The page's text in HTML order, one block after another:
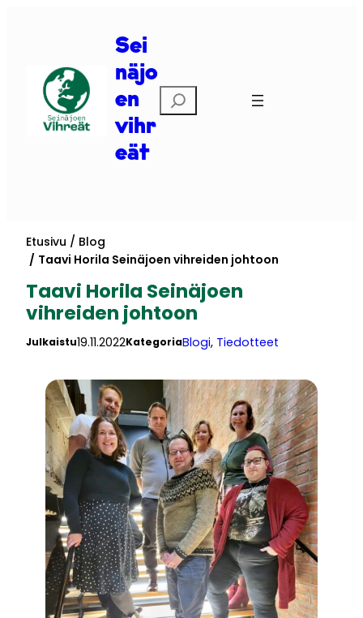
Sei
näjo
en
vihr
eät
Etsi
Etusivu
Blog
Taavi Horila Seinäjoen vihreiden johtoon
Taavi Horila Seinäjoen
vihreiden johtoon
Julkaistu19.11.2022KategoriaBlogi, Tiedotteet